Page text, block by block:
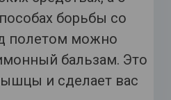
борьбы со
полетом можно
бальзам. Это
и сделает вас